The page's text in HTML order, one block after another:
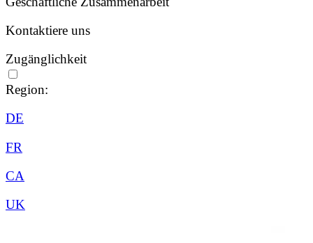
Kontaktiere uns
Zugänglichkeit
Region:
DE
FR
CA
UK